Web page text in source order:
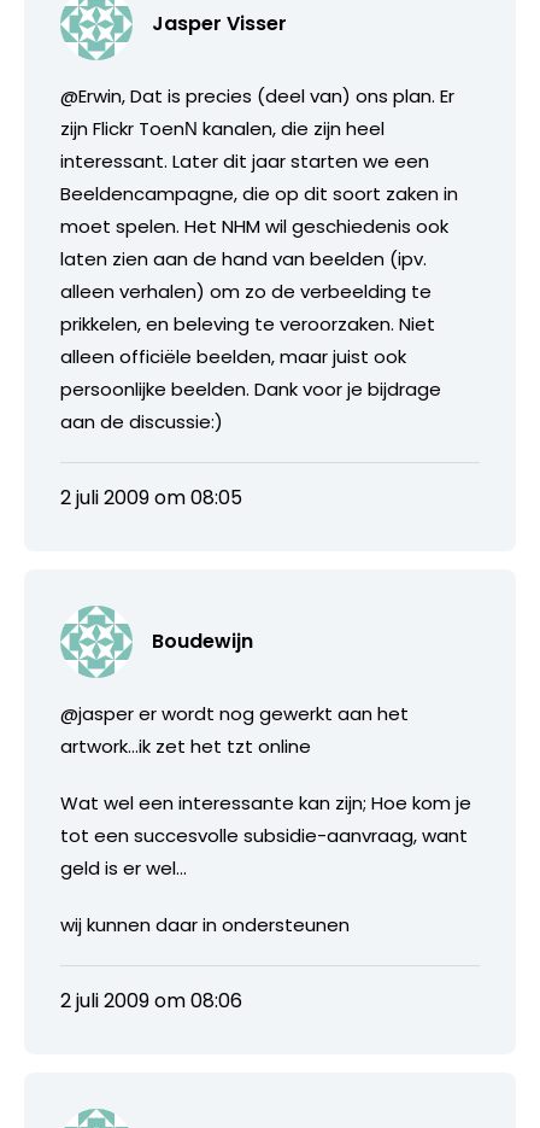
Jasper Visser
@Erwin, Dat is precies (deel van) ons plan. Er
zijn Flickr ToenΝ kanalen, die zijn heel
interessant. Later dit jaar starten we een
Beeldencampagne, die op dit soort zaken in
moet spelen. Het NHM wil geschiedenis ook
laten zien aan de hand van beelden (ipv.
alleen verhalen) om zo de verbeelding te
prikkelen, en beleving te veroorzaken. Niet
alleen officiële beelden, maar juist ook
persoonlijke beelden. Dank voor je bijdrage
aan de discussie:)
2 juli 2009 om 08:05
Boudewijn
@jasper er wordt nog gewerkt aan het
artwork…ik zet het tzt online
Wat wel een interessante kan zijn; Hoe kom je
tot een succesvolle subsidie-aanvraag, want
geld is er wel…
wij kunnen daar in ondersteunen
2 juli 2009 om 08:06